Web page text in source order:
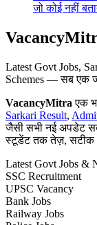
जो कोई नहीं
Latest Govt Jobs,
Schemes — सब एक
VacancyMitra एक
Sarkari Result,
जैसी सभी नई अपडेट
स्टूडेंट तक तेज़, सटीक
Latest Govt Jobs &
SSC Recruitment
UPSC Vacancy
Bank Jobs
Railway Jobs